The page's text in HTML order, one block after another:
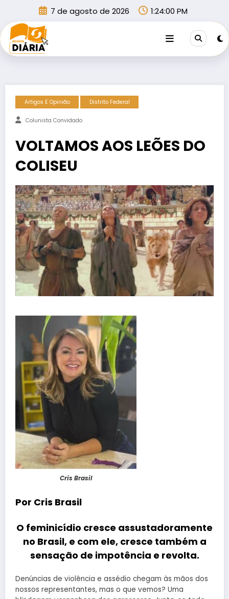
conteúdo
7 de agosto de 2026 1:24:00 PM
Artigos E Opinião Distrito Federal
Colunista Convidado
VOLTAMOS AOS LEÕES DO
COLISEU
Cris Brasil
Por Cris Brasil
O feminicídio cresce assustadoramente
no Brasil, e com ele, cresce também a
sensação de impotência e revolta.
Denúncias de violência e assédio chegam às mãos dos
nossos representantes, mas o que vemos? Uma